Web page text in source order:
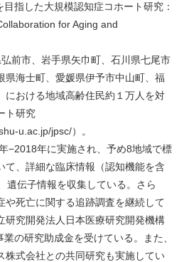
指した⼤規模認知症コホート研究：
for Aging and
前市、岩⼿県⽮⼱町、⽯川県七尾市
県海⼠町、愛媛県伊予市中⼭町、福
における地域⾼齢住⺠約１万⼈を対
ト研究
u.ac.jp/jpsc/）。
−2018年に実施され、予め8地域で標
て、詳細な臨床情報（認知機能を含
遺伝⼦情報を収集している。さら
や死亡に関する追跡調査を継続して
研究開発法⼈⽇本医療研究開発機構
業の研究助成⾦を受けている。また、
株式会社との共同研究も実施してい